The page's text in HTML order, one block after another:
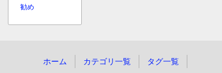
勧め
ホーム カテゴリ一覧 タグ一覧